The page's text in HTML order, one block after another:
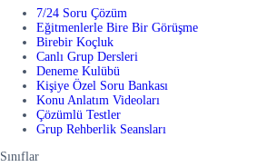
7/24 Soru Çözüm
Eğitmenlerle Bire Bir Görüşme
Birebir Koçluk
Canlı Grup Dersleri
Deneme Kulübü
Kişiye Özel Soru Bankası
Konu Anlatım Videoları
Çözümlü Testler
Grup Rehberlik Seansları
Sınıflar